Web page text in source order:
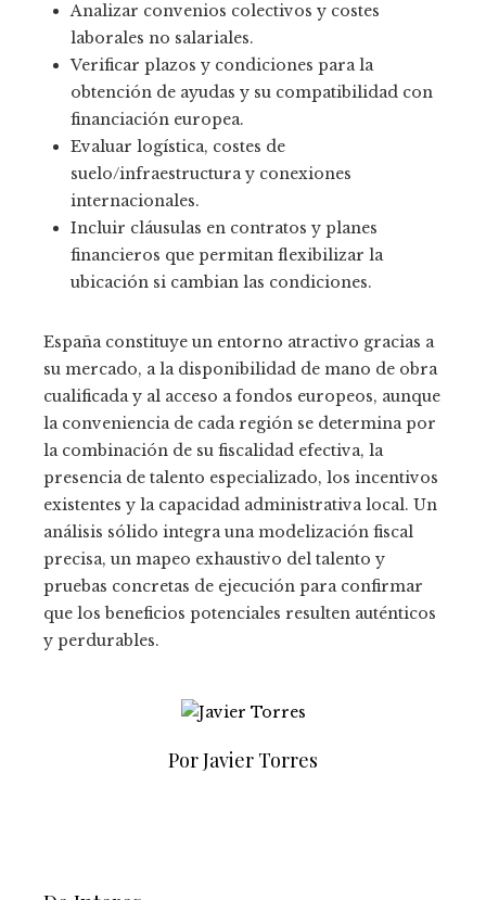
Analizar convenios colectivos y costes
laborales no salariales.
Verificar plazos y condiciones para la
obtención de ayudas y su compatibilidad con
financiación europea.
Evaluar logística, costes de
suelo/infraestructura y conexiones
internacionales.
Incluir cláusulas en contratos y planes
financieros que permitan flexibilizar la
ubicación si cambian las condiciones.
España constituye un entorno atractivo gracias a
su mercado, a la disponibilidad de mano de obra
cualificada y al acceso a fondos europeos, aunque
la conveniencia de cada región se determina por
la combinación de su fiscalidad efectiva, la
presencia de talento especializado, los incentivos
existentes y la capacidad administrativa local. Un
análisis sólido integra una modelización fiscal
precisa, un mapeo exhaustivo del talento y
pruebas concretas de ejecución para confirmar
que los beneficios potenciales resulten auténticos
y perdurables.
Por Javier Torres